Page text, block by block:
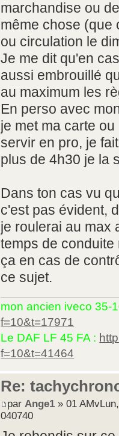
marchandise ou
même chose (que
ou circulation le
Je me dit qu'en
aussi embrouillé
au maximum les
En perso avec
je met ma carte
servir en pro, je
plus de 4h30 je la
Dans ton cas vu
c'est pas évident,
je roulerai au max
temps de
ça en cas de
ce sujet.
mon ancien iveco 35-
f=10&t=17971
Le DAF LF 45 FA :
f=10&t=41464
Re:
parAnge1 » 01
040740